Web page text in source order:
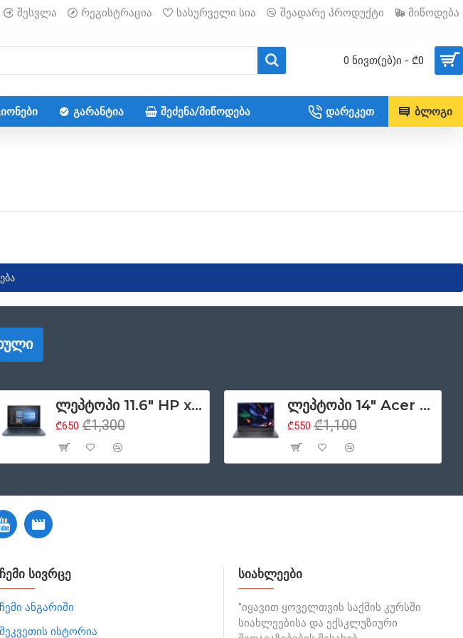
შესვლა რეგისტრაცია სასურველი სია შეადარე პროდუქტი მიწოდება
0 ნივთ(ებ)ი - ₾0
ᲒᲐᲠᲐᲜᲢᲘᲐ ᲨᲔᲫᲔᲜᲐ/ᲛᲘᲬᲝᲓᲔᲑᲐ ᲓᲐᲠᲔᲙᲔᲗ ᲑᲚᲝᲒᲘ
ლეპტოპი 11.6" HP x360 11 G6 EE, სენსორული ეკრანი 2-1-ში, Intel Core i5 10210Y (მე-10 თაობა), 8GB ოპერატიული მეხსიერება, 128GB SSD, HDMI, ვებკამერა, Windows 11 Pro (მეორადი პროდუქტი კლასი - A)
₾650 ₾1,300
ლეპტოპი 14" Acer Travelmate P214-14, 1920x1080 Full HD, Intel Core i3 1115G4 (მე-11 თაობა), 8GB ოპერატიული მეხსიერება, 256GB SSD, HDMI, ვებკამერა, Windows 11 Pro (მეორადი პროდუქტი კლასი - A)
₾550 ₾1,100
ჩემი სივრცე
ჩემი ანგარიში
შეკვეთის ისტორია
სიახლეები
"იყავით ყოველთვის საქმის კურსში
სიახლეებისა და ექსკლუზიური